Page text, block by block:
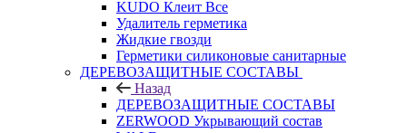
KUDO Клеит Все
Удалитель герметика
Жидкие гвозди
Герметики силиконовые санитарные
ДЕРЕВОЗАЩИТНЫЕ СОСТАВЫ
Назад
ДЕРЕВОЗАЩИТНЫЕ СОСТАВЫ
ZERWOOD Укрывающий состав